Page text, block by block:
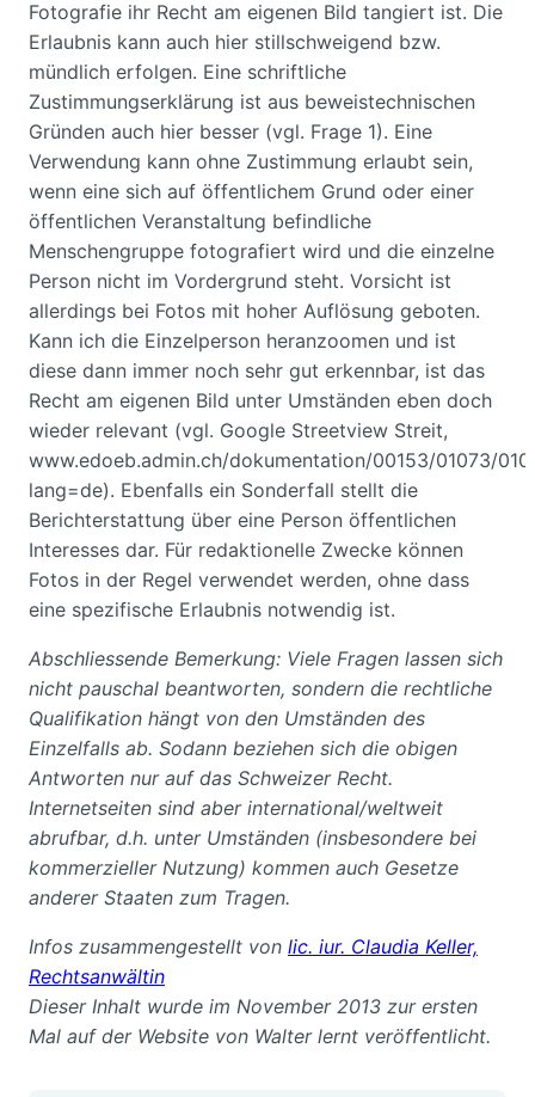
Fotografie ihr Recht am eigenen Bild tangiert ist. Die
Erlaubnis kann auch hier stillschweigend bzw.
mündlich erfolgen. Eine schriftliche
Zustimmungserklärung ist aus beweistechnischen
Gründen auch hier besser (vgl. Frage 1). Eine
Verwendung kann ohne Zustimmung erlaubt sein,
wenn eine sich auf öffentlichem Grund oder einer
öffentlichen Veranstaltung befindliche
Menschengruppe fotografiert wird und die einzelne
Person nicht im Vordergrund steht. Vorsicht ist
allerdings bei Fotos mit hoher Auflösung geboten.
Kann ich die Einzelperson heranzoomen und ist
diese dann immer noch sehr gut erkennbar, ist das
Recht am eigenen Bild unter Umständen eben doch
wieder relevant (vgl. Google Streetview Streit,
www.edoeb.admin.ch/dokumentation/00153/01073/
lang=de). Ebenfalls ein Sonderfall stellt die
Berichterstattung über eine Person öffentlichen
Interesses dar. Für redaktionelle Zwecke können
Fotos in der Regel verwendet werden, ohne dass
eine spezifische Erlaubnis notwendig ist.
Abschliessende Bemerkung: Viele Fragen lassen sich
nicht pauschal beantworten, sondern die rechtliche
Qualifikation hängt von den Umständen des
Einzelfalls ab. Sodann beziehen sich die obigen
Antworten nur auf das Schweizer Recht.
Internetseiten sind aber international/weltweit
abrufbar, d.h. unter Umständen (insbesondere bei
kommerzieller Nutzung) kommen auch Gesetze
anderer Staaten zum Tragen.
Infos zusammengestellt von lic. iur. Claudia Keller,
Rechtsanwältin
Dieser Inhalt wurde im November 2013 zur ersten
Mal auf der Website von Walter lernt veröffentlicht.